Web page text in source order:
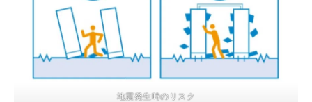
地震発生時のリスク